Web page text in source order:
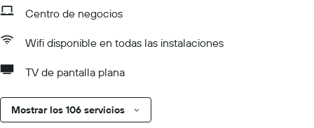
Centro de negocios
Wifi disponible en todas las instalaciones
TV de pantalla plana
Mostrar los 106 servicios